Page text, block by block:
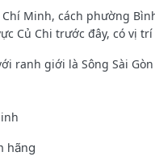
Minh, cách phường
Củ Chi trước đây, có vị
ranh giới là Sông Sài Gòn
hãng